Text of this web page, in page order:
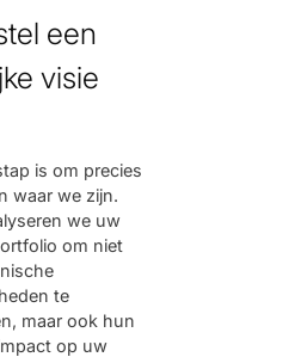
een
visie
is om precies
waar we zijn.
we uw
om niet
te
maar ook hun
op uw